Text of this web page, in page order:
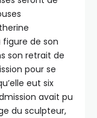
de son
son retrait de
pour se
eut six
avait pu
du sculpteur,